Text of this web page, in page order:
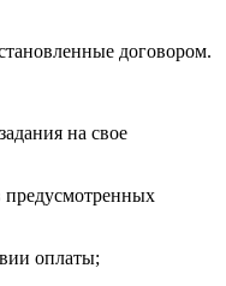
договором.
на свое
предусмотренных
оплаты;